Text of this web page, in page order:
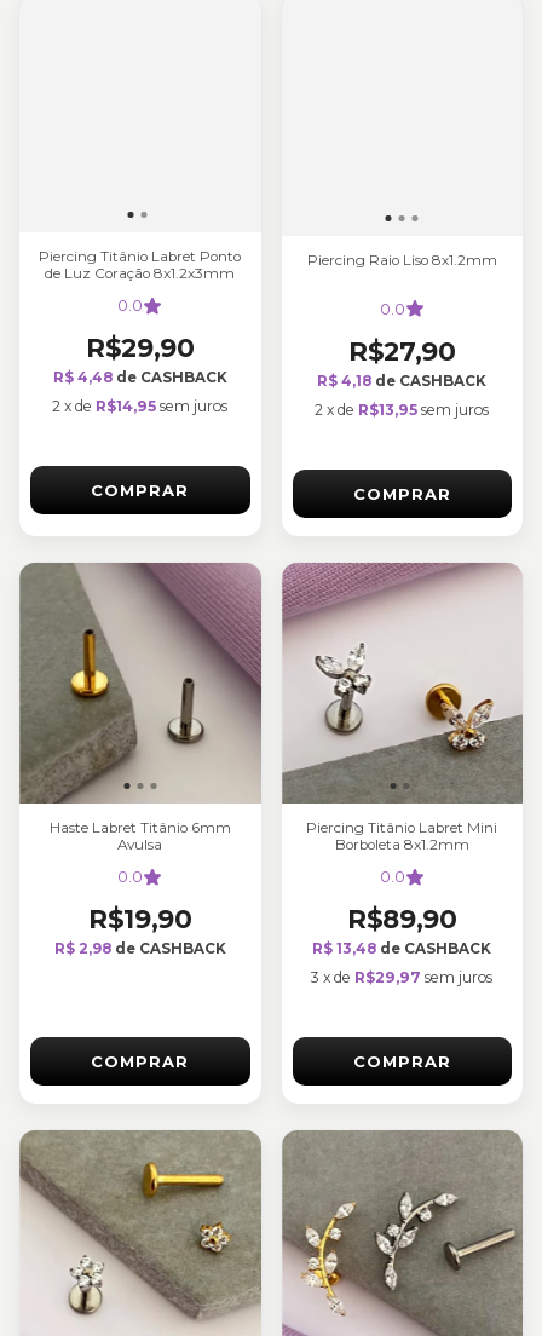
Piercing Titânio Labret Ponto
de Luz Coração 8x1.2x3mm
0.0
R$29,90
R$ 4,48de CASHBACK
2 xde R$14,95 sem juros
COMPRAR
Piercing Raio Liso 8x1.2mm
0.0
R$27,90
R$ 4,18 de CASHBACK
2 xde R$13,95 sem juros
COMPRAR
Haste Labret Titânio 6mm
Avulsa
0.0
R$19,90
R$ 2,98de CASHBACK
COMPRAR
Piercing Titânio Labret Mini
Borboleta 8x1.2mm
0.0
R$89,90
R$ 13,48 de CASHBACK
3 xde R$29,97 sem juros
COMPRAR